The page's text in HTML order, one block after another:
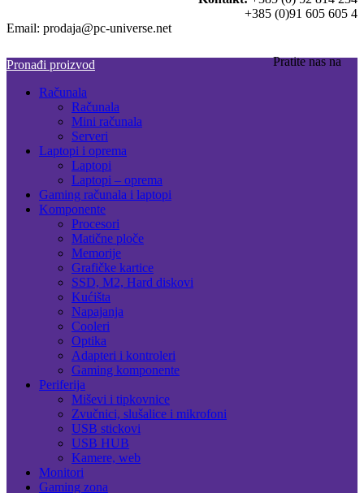
+385 (0)91 605 605 4
Email: prodaja@pc-universe.net
Pratite nas na
Pronađi proizvod
Računala
Računala
Mini računala
Serveri
Laptopi i oprema
Laptopi
Laptopi – oprema
Gaming računala i laptopi
Komponente
Procesori
Matične ploče
Memorije
Grafičke kartice
SSD, M2, Hard diskovi
Kućišta
Napajanja
Cooleri
Optika
Adapteri i kontroleri
Gaming komponente
Periferija
Miševi i tipkovnice
Zvučnici, slušalice i mikrofoni
USB stickovi
USB HUB
Kamere, web
Monitori
Gaming zona